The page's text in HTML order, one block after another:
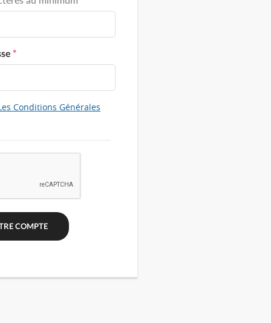
*
Conditions Générales